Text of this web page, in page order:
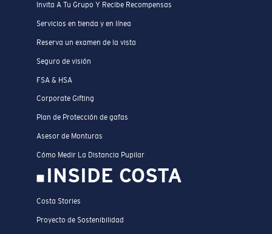
Invita A Tu Grupo Y Recibe Recompensas
Servicios en tienda y en línea
Reserva un examen de la vista
Seguro de visión
FSA & HSA
Corporate Gifting
Plan de Protección de gafas
Asesor de Monturas
Cómo Medir La Distancia Pupilar
INSIDE COSTA
Costa Stories
Proyecto de Sostenibilidad